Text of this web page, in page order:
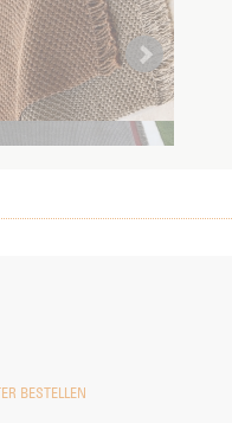
BESTELLEN